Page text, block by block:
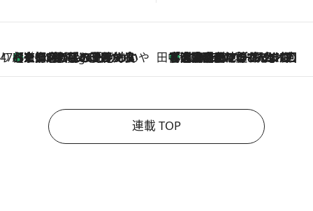
47都道府県の手みやげ ひんやりスイーツで夏を満喫
9 Hours Ago
【京都府】この夏絶対食べたい 冷やしておいしいおやつ3選 ひと口目から心を掴む新緑のテリーヌ 田中稲の勝手に再ブーム
2026.8.7
「湘南乃風に憧れて」観客大盛上がりの“タオル回し”に、ラッパー顔負けの高速歌唱まで…さだまさし（74）のアグレッシブすぎる現在地
連載 TOP